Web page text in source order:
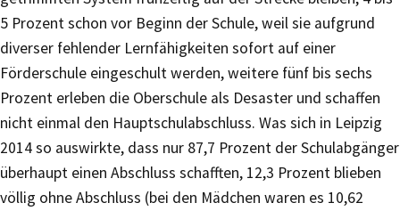
5 Prozent schon vor Beginn der Schule, weil sie aufgrund
diverser fehlender Lernfähigkeiten sofort auf einer
Förderschule eingeschult werden, weitere fünf bis sechs
Prozent erleben die Oberschule als Desaster und schaffen
nicht einmal den Hauptschulabschluss. Was sich in Leipzig
2014 so auswirkte, dass nur 87,7 Prozent der Schulabgänger
überhaupt einen Abschluss schafften, 12,3 Prozent blieben
völlig ohne Abschluss (bei den Mädchen waren es 10,62